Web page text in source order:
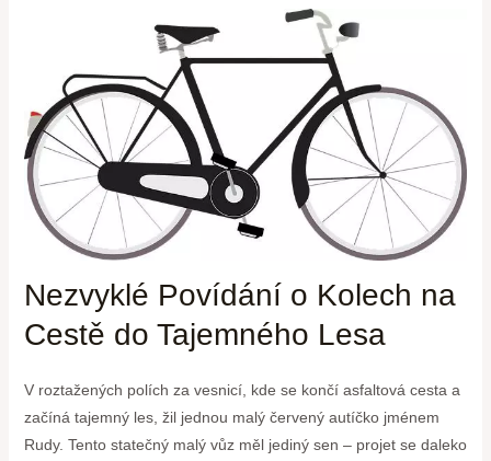
Nezvyklé Povídání o Kolech na
Cestě ‌do ‌Tajemného Lesa
V roztažených polích za‌ vesnicí, kde se končí asfaltová cesta a
začíná⁤ tajemný les, žil jednou malý červený autíčko⁣ jménem
Rudy. Tento statečný malý vůz měl jediný sen ⁤– projet se daleko